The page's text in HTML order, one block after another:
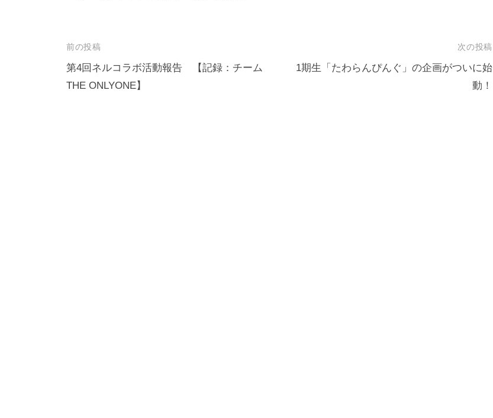
投
前の投稿
第4回ネルコラボ活動報告 【記録：チーム
THE ONLYONE】
次の投稿
1期生「たわらんぴんぐ」の企画がついに始
動！